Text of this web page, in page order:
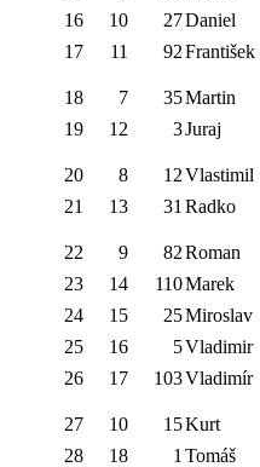
16
10 27Daniel
17
11 92František
18 7 35Martin
19
12 3Juraj
20 8 12Vlastimil
21
13 31 Radko
22 9 82Roman
23
14 110Marek
24
15 25Miroslav
25
16 5Vladimir
26
17 103Vladimír
27 10 15Kurt
28
18 1 Tomáš